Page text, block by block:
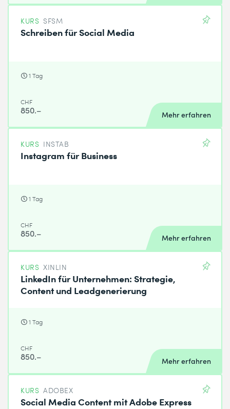
KURS SFSM
Schreiben für Social Media
1 Tag
CHF
850.– Mehr erfahren
KURS INSTAB
Instagram für Business
1 Tag
CHF
850.– Mehr erfahren
KURS XINLIN
LinkedIn für Unternehmen: Strategie,
Content und Leadgenerierung
1 Tag
CHF
850.– Mehr erfahren
KURS ADOBEX
Social Media Content mit Adobe Express